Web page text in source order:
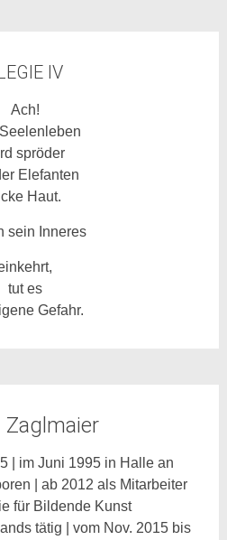
IV
Ach!
spröder
Elefanten
Haut.
sein Inneres
tut es
Gefahr.
Zaglmaier
| im Juni 1995 in Halle an
| ab 2012 als Mitarbeiter
für Bildende Kunst
tätig | vom Nov. 2015 bis